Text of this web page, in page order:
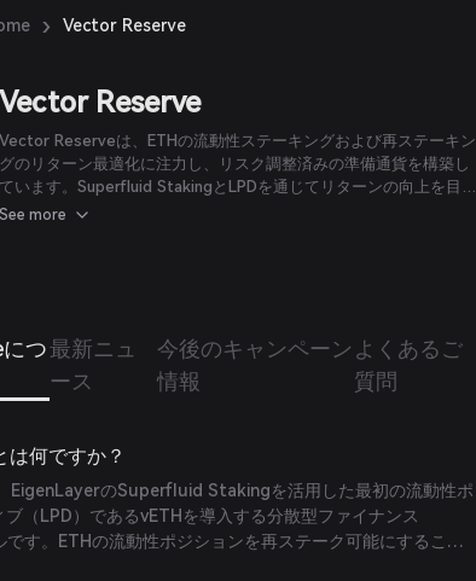
› Vector Reserve
Vector Reserve
Vector Reserveは、ETHの流動性ステーキングおよび再ステーキン
グのリターン最適化に注力し、リスク調整済みの準備通貨を構築し
ています。Superfluid StakingとLPDを通じてリターンの向上を目指
し、その中核製品であるvETHは最大化されたリターンと安定性を提
See more
つ最新ニュ
ース
今後のキャンペーン
情報
よくあるご
質問
何ですか？
EigenLayerのSuperfluid Stakingを活用した最初の流動性ポ
ブ（LPD）であるvETHを導入する分散型ファイナンス
です。ETHの流動性ポジションを再ステーク可能にすること
グ方法を超えたリターンを実現し、イーサリアムの利回り